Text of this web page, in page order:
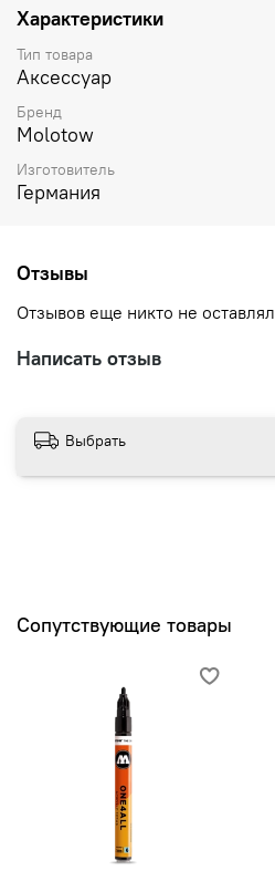
Характеристики
Тип товара
Аксессуар
Бренд
Molotow
Изготовитель
Германия
Отзывы
Отзывов еще никто не оставлял
Написать отзыв
Выбрать
Сопутствующие товары